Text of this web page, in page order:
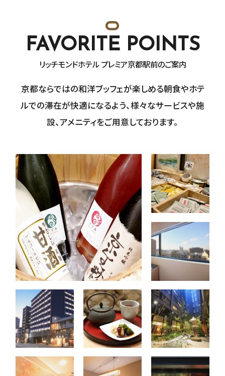
FAVORITE POINTS
リッチモンドホテル プレミア京都駅前のご案内
京都ならではの和洋ブッフェが楽しめる朝食やホテ
ルでの滞在が快適になるよう、様々なサービスや施
設、アメニティをご用意しております。